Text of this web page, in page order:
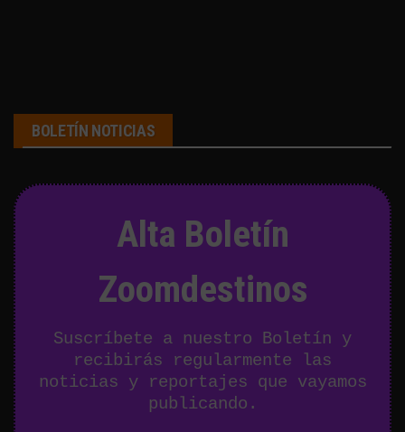
BOLETÍN NOTICIAS
Alta Boletín
Zoomdestinos
Suscríbete a nuestro Boletín y
recibirás regularmente las
noticias y reportajes que vayamos
publicando.